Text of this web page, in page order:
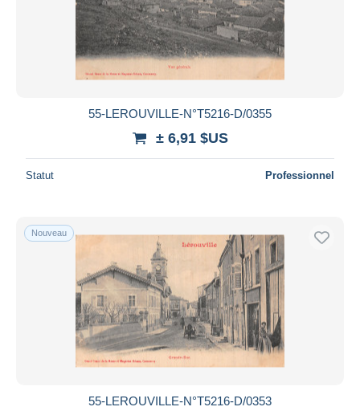
55-LEROUVILLE-N°T5216-D/0355
± 6,91 $US
Statut Professionnel
Nouveau
55-LEROUVILLE-N°T5216-D/0353